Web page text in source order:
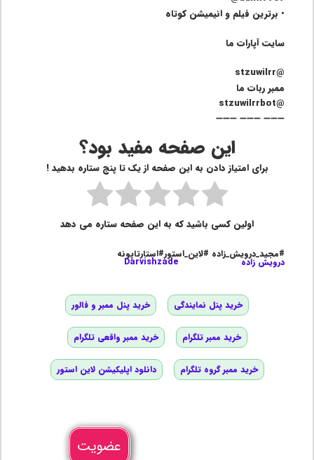
• برترین فیلم و انیمیشن کوتاه
سایت آپارات ما
@stzuwilrr
ممبر ربات ما
@stzuwilrrbot
➖➖➖ ➖➖➖ ➖➖➖
این صفحه مفید بود؟
برای امتیاز دادن به این صفحه از یک تا پنج ستاره بدهید !
اولین کسی باشید که به این صفحه ستاره می دهد
#مجید_درویش_زاده #لاین_استور#استارتاپونه
درویش زاده Darvishzade
خرید پنل نمایندگی خرید پنل ممبر و فالور
خرید ممبر تلگرام خرید ممبر واقعی تلگرام
خرید ممبر گروه تلگرام دانلود اپلیکیشن لاین استور
عضویت